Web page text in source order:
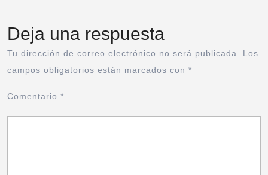
Deja una respuesta
Tu dirección de correo electrónico no será publicada.
Los
campos obligatorios están marcados con *
Comentario *